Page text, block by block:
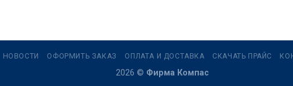
НОВОСТИ ОФОРМИТЬ ЗАКАЗ ОПЛАТА И ДОСТАВКА СКАЧАТЬ ПРАЙС
2026 © Фирма Компас